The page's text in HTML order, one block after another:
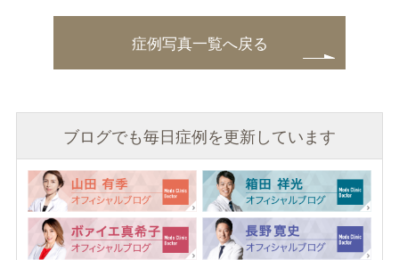
症例写真一覧へ戻る
ブログでも毎日症例を更新しています